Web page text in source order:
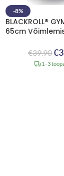
-8%
BLACKROLL®
65cm
€39.90€
1–3